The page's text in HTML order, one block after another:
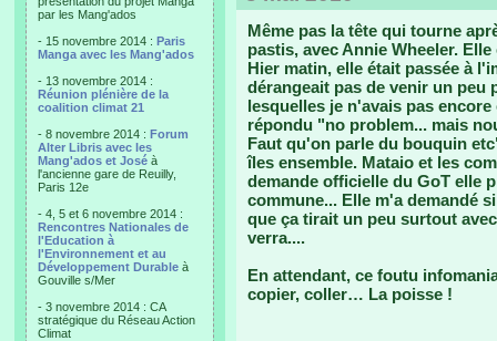
par les Mang'ados
- 15 novembre 2014 : Paris
Manga avec les Mang'ados
- 13 novembre 2014 :
Réunion plénière de la
coalition climat 21
- 8 novembre 2014 : Forum
Alter Libris avec les
Mang'ados et José à
l'ancienne gare de Reuilly,
Paris 12e
- 4, 5 et 6 novembre 2014 :
Rencontres Nationales de
l'Education à
l'Environnement et au
Développement Durable à
Gouville s/Mer
- 3 novembre 2014 : CA
stratégique du Réseau Action
Climat
Même pas la tête qui tourne
pastis, avec Annie Wheeler.
Hier matin, elle était passée à
dérangeait pas de venir un peu
lesquelles je n'avais pas
répondu "no problem... mais
Faut qu'on parle du bouquin
îles ensemble. Mataio et les
demande officielle du GoT elle
commune... Elle m'a demandé
que ça tirait un peu surtout
verra....
En attendant, ce foutu
copier, coller… La poisse !